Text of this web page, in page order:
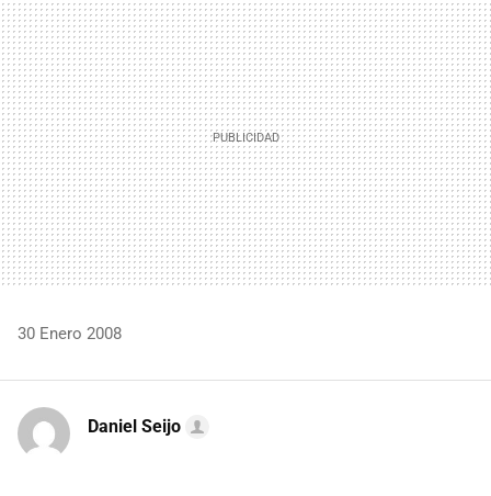
MAIL
30 Enero 2008
Daniel Seijo